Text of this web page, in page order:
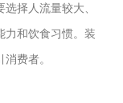
择人流量较大、
力和饮食习惯。装
费者。